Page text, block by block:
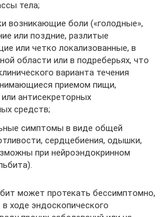
тела;
возникающие боли («голодные»,
или поздние, разлитые
или четко локализованные, в
области или в подреберьях, что
варианта течения
приемом пищи,
антисекреторных
средств;
симптомы в виде общей
сердцебиения, одышки,
при нейроэндокринном
может протекать бессимптомно,
ходе эндоскопического